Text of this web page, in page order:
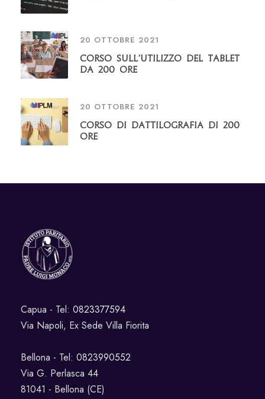
20 OTTOBRE 2021
Corso sull’utilizzo del Tablet
da 200 Ore
20 OTTOBRE 2021
Corso di Dattilografia di 200
ore
Capua - Tel: 0823377594
Via Napoli, Ex Sede Villa Fiorita
Bellona - Tel: 0823990552
Via G. Perlasca 44
81041 - Bellona (CE)